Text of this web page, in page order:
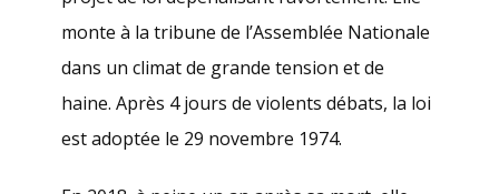
monte à la tribune de l’Assemblée Nationale
dans un climat de grande tension et de
haine. Après 4 jours de violents débats, la loi
est adoptée le 29 novembre 1974.